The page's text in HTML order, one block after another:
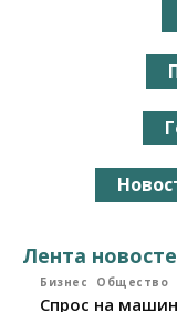
Лента
Бизнес Общество
Спрос на